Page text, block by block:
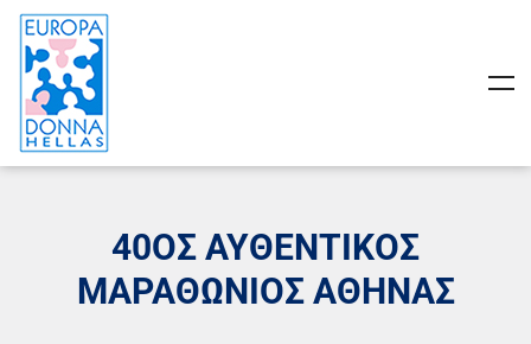
40ΟΣ ΑΥΘΕΝΤΙΚΌΣ
ΜΑΡΑΘΏΝΙΟΣ ΑΘΉΝΑΣ